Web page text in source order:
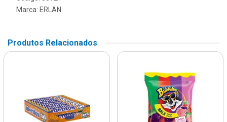
Marca: ERLAN
Produtos Relacionados